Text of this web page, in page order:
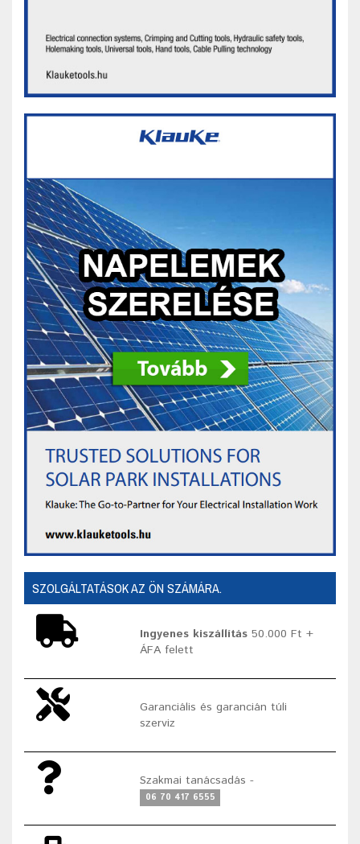
SZOLGÁLTATÁSOK AZ ÖN SZÁMÁRA.
Ingyenes kiszállítás 50.000 Ft +
ÁFA felett
Garanciális és garancián túli
szerviz
Szakmai tanácsadás -
06 70 417 6555